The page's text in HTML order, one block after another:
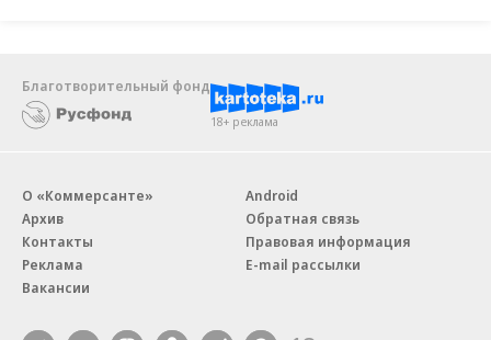
Благотворительный фонд
18+ реклама
О «Коммерсанте»
Архив
Контакты
Реклама
Вакансии
Android
Обратная связь
Правовая информация
E-mail рассылки